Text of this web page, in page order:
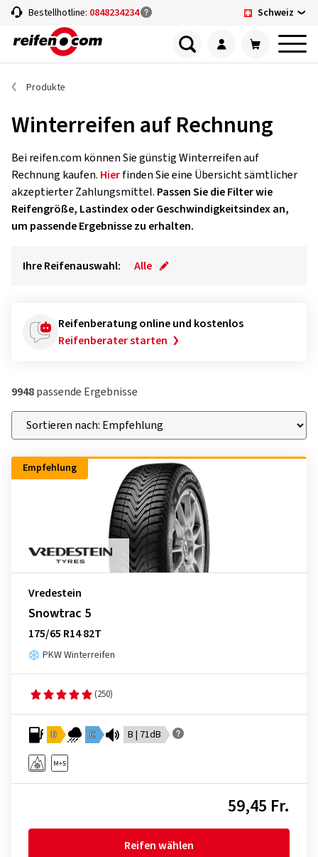
Bestellhotline: 0848234234 Schweiz
Produkte
Winterreifen auf Rechnung
Bei reifen.com können Sie günstig Winterreifen auf
Rechnung kaufen. Hierfinden Sie eine Übersicht sämtlicher
akzeptierter Zahlungsmittel. Passen Sie die Filter wie
Reifengröße, Lastindex oder Geschwindigkeitsindex an,
um passende Ergebnisse zu erhalten.
Ihre Reifenauswahl: Alle
Reifenberatung online und kostenlos
Reifenberater starten
9948passende Ergebnisse
Empfehlung
Vredestein
Snowtrac 5
175/65 R14 82T
PKW Winterreifen
(250)
D C B | 71dB
59,45 Fr.
Reifen wählen